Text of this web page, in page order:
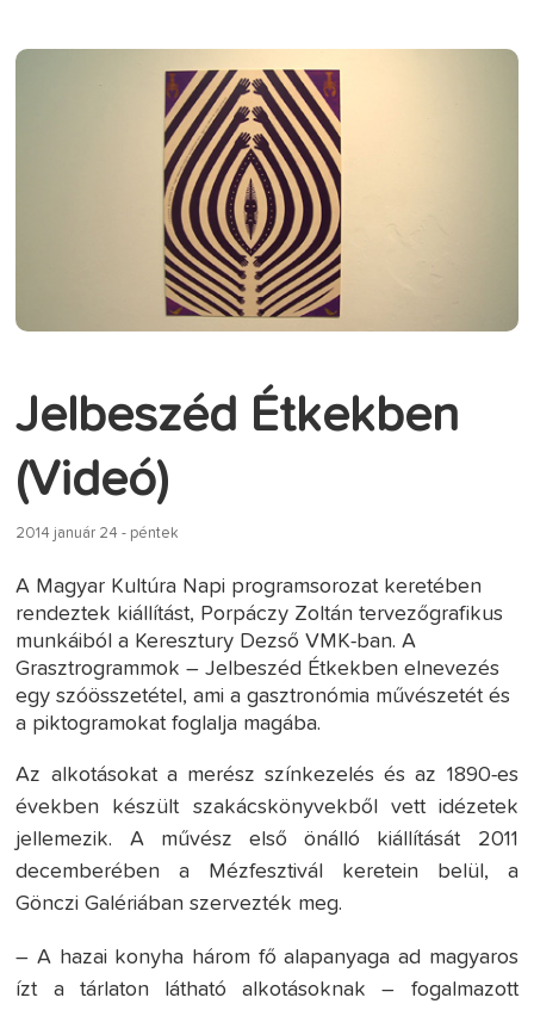
Jelbeszéd Étkekben
(Videó)
2014 január 24 - péntek
A Magyar Kultúra Napi programsorozat keretében
rendeztek kiállítást, Porpáczy Zoltán tervezőgrafikus
munkáiból a Keresztury Dezső VMK-ban. A
Grasztrogrammok – Jelbeszéd Étkekben elnevezés
egy szóösszetétel, ami a gasztronómia művészetét és
a piktogramokat foglalja magába.
Az alkotásokat a merész színkezelés és az 1890-es
években készült szakácskönyvekből vett idézetek
jellemezik. A művész első önálló kiállítását 2011
decemberében a Mézfesztivál keretein belül, a
Gönczi Galériában szervezték meg.
– A hazai konyha három fő alapanyaga ad magyaros
ízt a tárlaton látható alkotásoknak – fogalmazott